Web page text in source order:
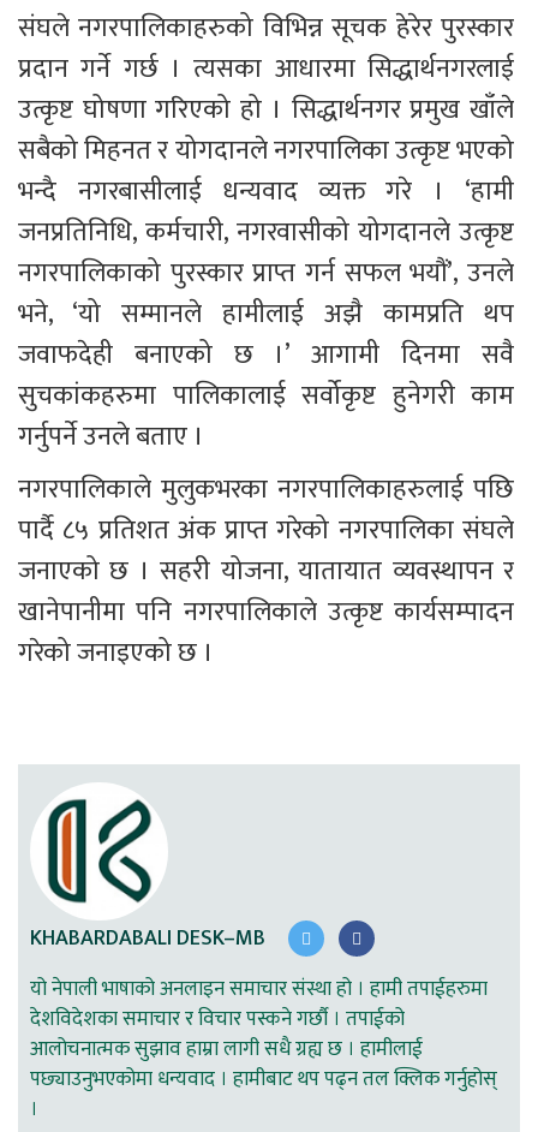
संघले नगरपालिकाहरुको विभिन्न सूचक हेरेर पुरस्कार
प्रदान गर्ने गर्छ । त्यसका आधारमा सिद्धार्थनगरलाई
उत्कृष्ट घोषणा गरिएको हो । सिद्धार्थनगर प्रमुख खाँले
सबैको मिहनत र योगदानले नगरपालिका उत्कृष्ट भएको
भन्दै नगरबासीलाई धन्यवाद व्यक्त गरे । ‘हामी
जनप्रतिनिधि, कर्मचारी, नगरवासीको योगदानले उत्कृष्ट
नगरपालिकाको पुरस्कार प्राप्त गर्न सफल भयौं’, उनले
भने, ‘यो सम्मानले हामीलाई अझै कामप्रति थप
जवाफदेही बनाएको छ ।’ आगामी दिनमा सवै
सुचकांकहरुमा पालिकालाई सर्वोकृष्ट हुनेगरी काम
गर्नुपर्ने उनले बताए ।
नगरपालिकाले मुलुकभरका नगरपालिकाहरुलाई पछि
पार्दै ८५ प्रतिशत अंक प्राप्त गरेको नगरपालिका संघले
जनाएको छ । सहरी योजना, यातायात व्यवस्थापन र
खानेपानीमा पनि नगरपालिकाले उत्कृष्ट कार्यसम्पादन
गरेको जनाइएको छ ।
KHABARDABALI DESK–MB
यो नेपाली भाषाको अनलाइन समाचार संस्था हो । हामी तपाईहरुमा
देशविदेशका समाचार र विचार पस्कने गर्छौ । तपाईको
आलोचनात्मक सुझाव हाम्रा लागी सधै ग्रह्य छ । हामीलाई
पछ्याउनुभएकोमा धन्यवाद । हामीबाट थप पढ्न तल क्लिक गर्नुहोस्
।